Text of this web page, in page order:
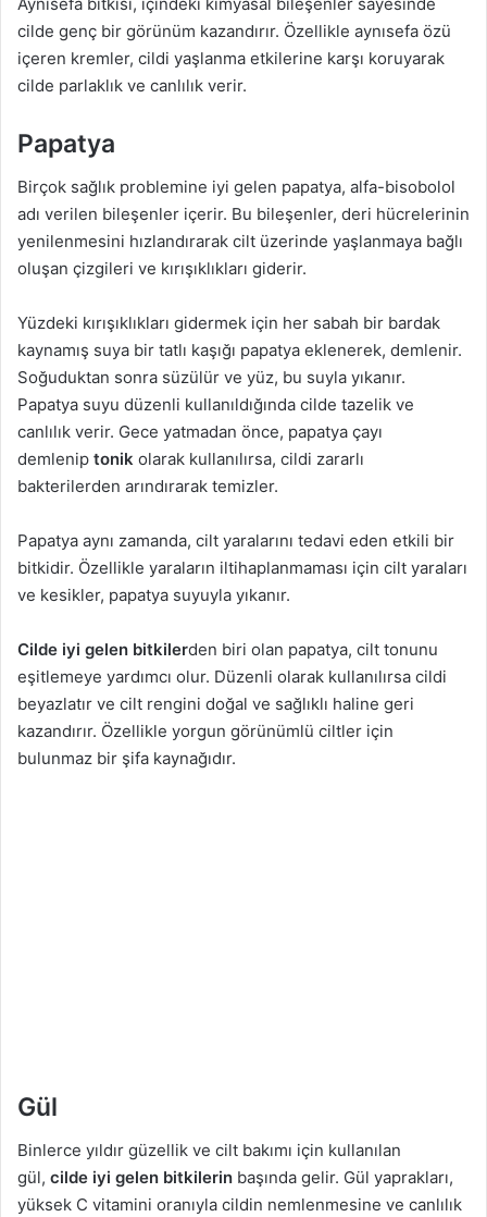
cilde genç bir görünüm kazandırır. Özellikle aynısefa özü
içeren kremler, cildi yaşlanma etkilerine karşı koruyarak
cilde parlaklık ve canlılık verir.
Papatya
Birçok sağlık problemine iyi gelen papatya, alfa-bisobolol
adı verilen bileşenler içerir. Bu bileşenler, deri hücrelerinin
yenilenmesini hızlandırarak cilt üzerinde yaşlanmaya bağlı
oluşan çizgileri ve kırışıklıkları giderir.
Yüzdeki kırışıklıkları gidermek için her sabah bir bardak
kaynamış suya bir tatlı kaşığı papatya eklenerek, demlenir.
Soğuduktan sonra süzülür ve yüz, bu suyla yıkanır.
Papatya suyu düzenli kullanıldığında cilde tazelik ve
canlılık verir. Gece yatmadan önce, papatya çayı
demlenip tonik olarak kullanılırsa, cildi zararlı
bakterilerden arındırarak temizler.
Papatya aynı zamanda, cilt yaralarını tedavi eden etkili bir
bitkidir. Özellikle yaraların iltihaplanmaması için cilt yaraları
ve kesikler, papatya suyuyla yıkanır.
Cilde iyi gelen bitkilerden biri olan papatya, cilt tonunu
eşitlemeye yardımcı olur. Düzenli olarak kullanılırsa cildi
beyazlatır ve cilt rengini doğal ve sağlıklı haline geri
kazandırır. Özellikle yorgun görünümlü ciltler için
bulunmaz bir şifa kaynağıdır.
Gül
Binlerce yıldır güzellik ve cilt bakımı için kullanılan
gül, cilde iyi gelen bitkilerin başında gelir. Gül yaprakları,
yüksek C vitamini oranıyla cildin nemlenmesine ve canlılık